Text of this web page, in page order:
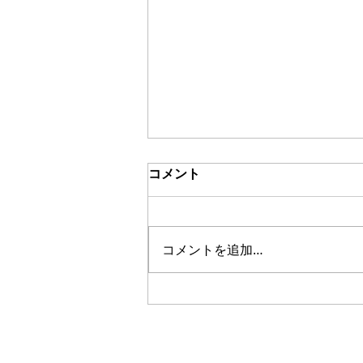
ブッチュアブ
コメント
コメントを追加…